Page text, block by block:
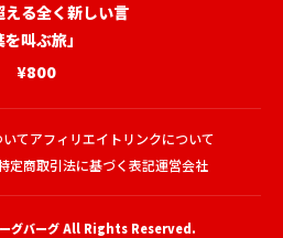
える全く新しい言
を叫ぶ旅」
¥800
てアフィリエイトリンクについて
定商取引法に基づく表記運営会社
グバーグAll Rights Reserved.